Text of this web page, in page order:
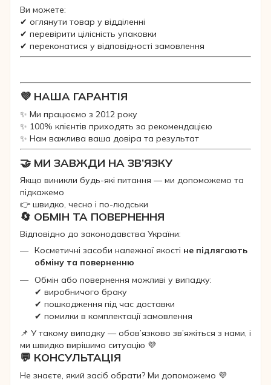
Ви можете:
✔ оглянути товар у відділенні
✔ перевірити цілісність упаковки
✔ переконатися у відповідності замовлення
💜 НАША ГАРАНТІЯ
✨ Ми працюємо з 2012 року
✨ 100% клієнтів приходять за рекомендацією
✨ Нам важлива ваша довіра та результат
🤝 МИ ЗАВЖДИ НА ЗВ’ЯЗКУ
Якщо виникли будь-які питання — ми допоможемо та
підкажемо
👉 швидко, чесно і по-людськи
🔄 ОБМІН ТА ПОВЕРНЕННЯ
Відповідно до законодавства України:
Косметичні засоби належної якості не підлягають
обміну та поверненню
Обмін або повернення можливі у випадку:
✔ виробничого браку
✔ пошкодження під час доставки
✔ помилки в комплектації замовлення
📌 У такому випадку — обов’язково зв’яжіться з нами, і
ми швидко вирішимо ситуацію 💜
💬 КОНСУЛЬТАЦІЯ
Не знаєте, який засіб обрати? Ми допоможемо 💜